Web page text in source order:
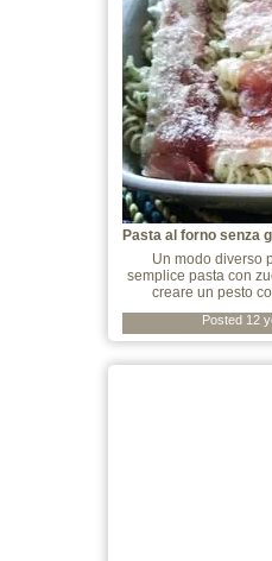
Pasta al forno senza
Un modo diverso
semplice pasta con
creare un pesto
Posted 12